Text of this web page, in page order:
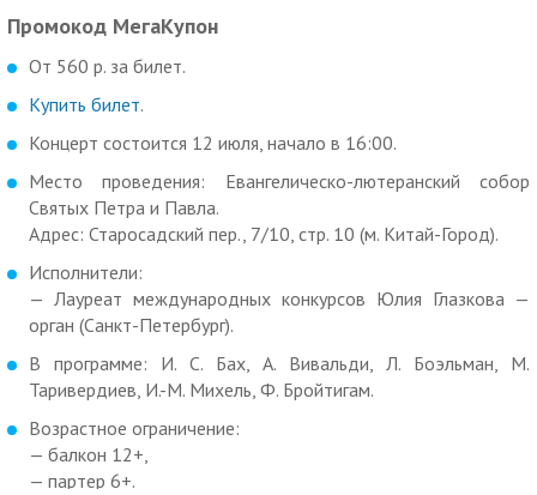
Промокод МегаКупон
От 560 р. за билет.
Купить билет.
Концерт состоится 12 июля, начало в 16:00.
Место проведения: Евангелическо-лютеранский собор
Святых Петра и Павла.
Адрес: Старосадский пер., 7/10, стр. 10 (м. Китай-Город).
Исполнители:
— Лауреат международных конкурсов Юлия Глазкова —
орган (Санкт-Петербург).
В программе: И. С. Бах, А. Вивальди, Л. Боэльман, М.
Таривердиев, И.-М. Михель, Ф. Бройтигам.
Возрастное ограничение:
— балкон 12+,
— партер 6+.